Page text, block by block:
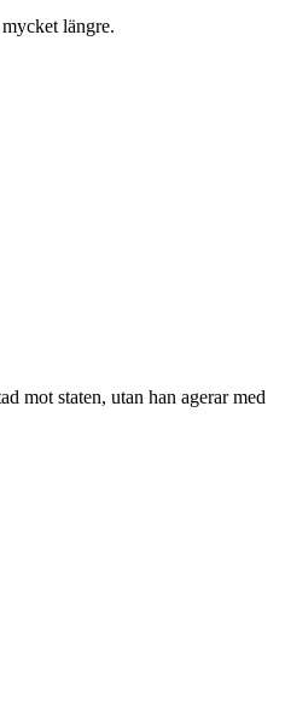
längre.
mot staten, utan han agerar med